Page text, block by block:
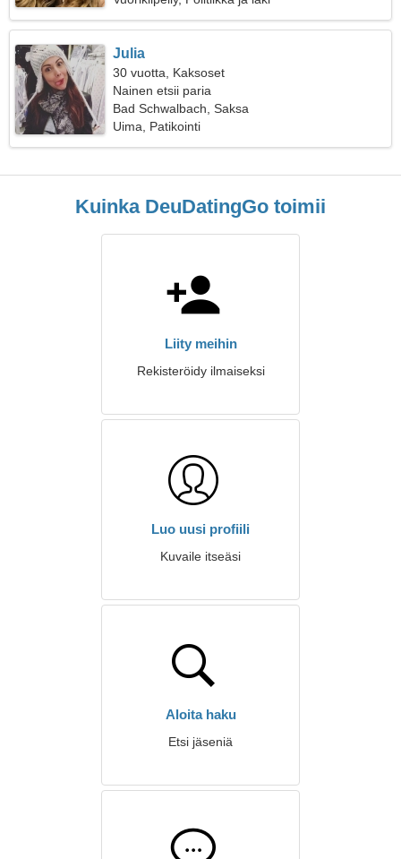
Julia
30 vuotta, Kaksoset
Nainen etsii paria
Bad Schwalbach, Saksa
Uima, Patikointi
Kuinka DeuDatingGo toimii
Liity meihin
Rekisteröidy ilmaiseksi
Luo uusi profiili
Kuvaile itseäsi
Aloita haku
Etsi jäseniä